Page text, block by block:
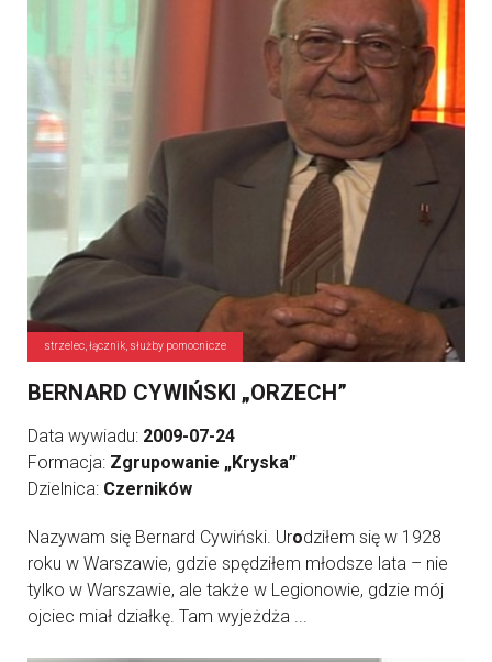
strzelec, łącznik, służby pomocnicze
BERNARD CYWIŃSKI „ORZECH”
Data wywiadu: 2009-07-24
Formacja: Zgrupowanie „Kryska”
Dzielnica: Czerników
Nazywam się Bernard Cywiński. Urodziłem się w 1928
roku w Warszawie, gdzie spędziłem młodsze lata – nie
tylko w Warszawie, ale także w Legionowie, gdzie mój
ojciec miał działkę. Tam wyjeżdża ...